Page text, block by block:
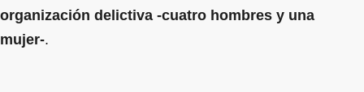
organización delictiva -cuatro hombres y una
mujer-.